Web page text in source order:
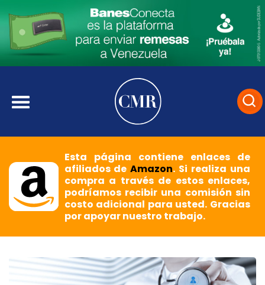
Esta página contiene enlaces de
afiliados deAmazon. Si realiza una
compra a través de estos enlaces,
podríamos recibir una comisión sin
costo adicional para usted. Gracias
por apoyar nuestro trabajo.